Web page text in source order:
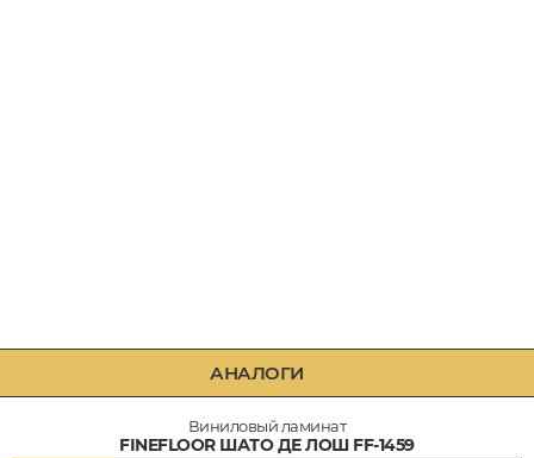
АНАЛОГИ
Виниловый ламинат
FINEFLOOR ШАТО ДЕ ЛОШ FF-1459